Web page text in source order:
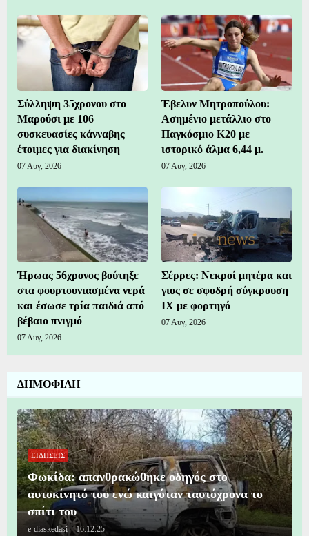
Σύλληψη 35χρονου στο
Μαρούσι με 106
συσκευασίες κάνναβης
έτοιμες για διακίνηση
07 Αυγ, 2026
Έβελυν Μητροπούλου:
Ασημένιο μετάλλιο στο
Παγκόσμιο Κ20 με
ιστορικό άλμα 6,44 μ.
07 Αυγ, 2026
Ήρωας 56χρονος βούτηξε
στα φουρτουνιασμένα νερά
και έσωσε τρία παιδιά από
βέβαιο πνιγμό
07 Αυγ, 2026
Σέρρες: Νεκροί μητέρα και
γιος σε σφοδρή σύγκρουση
ΙΧ με φορτηγό
07 Αυγ, 2026
ΔΗΜΟΦΙΛΗ
ΕΙΔΗΣΕΙΣ
Φωκίδα: απανθρακώθηκε οδηγός στο
αυτοκίνητό του ενώ καιγόταν ταυτόχρονα το
σπίτι του
e-diaskedasi - 16.12.25